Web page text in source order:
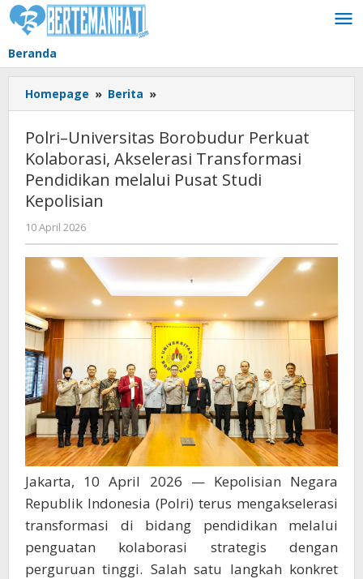
Lewati
ke
Beranda
Homepage » Berita »
Universitas
Perkuat
Kolaborasi,
Akselerasi
Pusat
Studi
Kepolisian
Polri–Universitas Borobudur Perkuat
Kolaborasi, Akselerasi Transformasi
Pendidikan melalui Pusat Studi
Kepolisian
10 April 2026
BangAdmin
Jakarta, 10 April 2026 — Kepolisian Negara
Republik Indonesia (Polri) terus mengakselerasi
transformasi di bidang pendidikan melalui
penguatan kolaborasi strategis dengan
perguruan tinggi. Salah satu langkah konkret